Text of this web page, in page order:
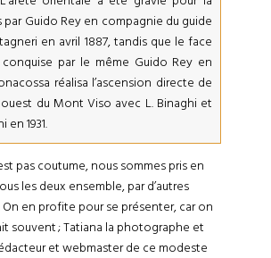
par Guido Rey en compagnie du guide
en avril 1887, tandis que le face
par le même Guido Rey en
réalisa l’ascension directe de
du Mont Viso avec L. Binaghi et
en 1931.
pas coutume, nous sommes pris en
les deux ensemble, par d’autres
On en profite pour se présenter, car on
souvent ; Tatiana la photographe et
et webmaster de ce modeste